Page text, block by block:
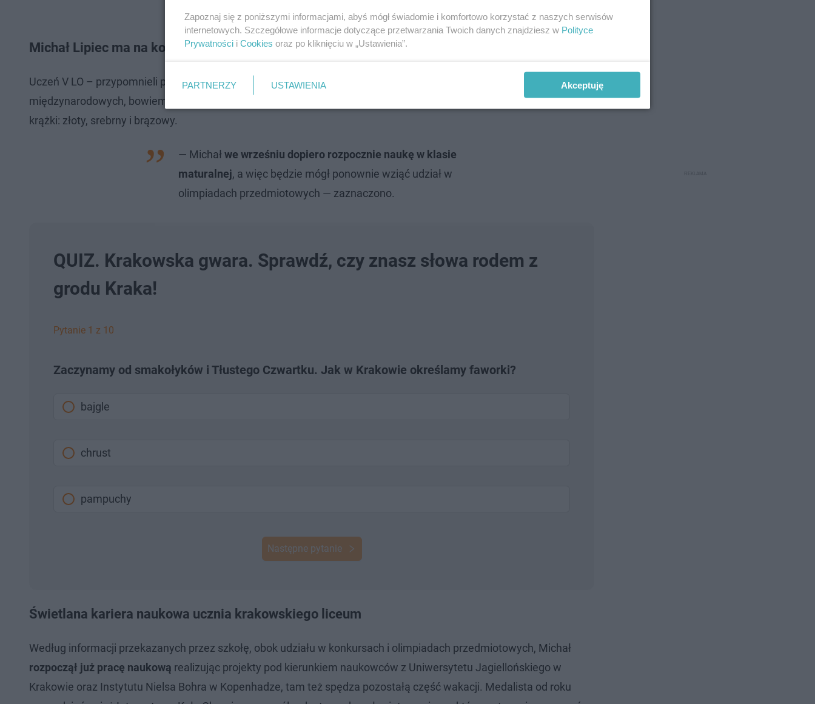
Michał Lipiec ma na koncie szereg osiągnięć
Uczeń V LO – przypomnieli przedstawiciele szkoły –posiada łącznie sześć medali
międzynarodowych, bowiem w poprzednich edycjach Międzynarodowych Olimpiad Chemicznych zdobył już trzy
krążki: złoty, srebrny i brązowy.
— Michałwe wrześniu dopiero rozpocznie naukę w klasie
maturalnej, a więc będzie mógł ponownie wziąć udział w
olimpiadach przedmiotowych — zaznaczono.
QUIZ. Krakowska gwara. Sprawdź, czy znasz słowa rodem z
grodu Kraka!
Pytanie 1 z 10
Zaczynamy od smakołyków i Tłustego Czwartku. Jak w Krakowie określamy faworki?
bajgle
chrust
pampuchy
Następne pytanie
Świetlana kariera naukowa ucznia krakowskiego liceum
Według informacji przekazanych przez szkołę, obok udziału w konkursach i olimpiadach przedmiotowych, Michał
rozpoczął już pracę naukową realizując projekty pod kierunkiem naukowców z Uniwersytetu Jagiellońskiego w
Krakowie oraz Instytutu Nielsa Bohra w Kopenhadze, tam też spędza pozostałą część wakacji. Medalista od roku
Zapoznaj się z poniższymi informacjami, abyś mógł świadomie i komfortowo korzystać z naszych serwisów
internetowych. Szczegółowe informacje dotyczące przetwarzania Twoich danych znajdziesz w Polityce
Prywatności i Cookies oraz po kliknięciu w „Ustawienia”.
PARTNERZY USTAWIENIA Akceptuję